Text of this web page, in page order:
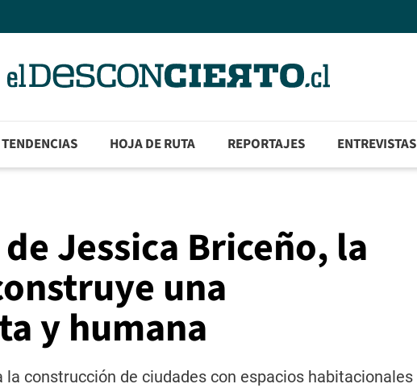
TENDENCIAS HOJA DE RUTA REPORTAJES ENTREVISTAS
Jessica Briceño, la
una
y humana
construcción de ciudades con espacios habitacionales